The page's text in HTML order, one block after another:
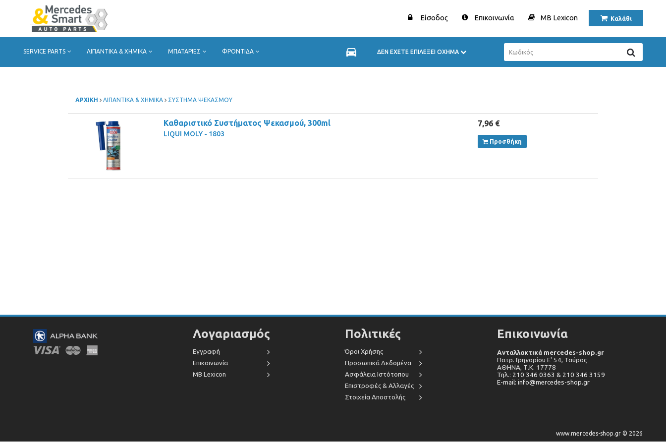
Είσοδος Επικοινωνία MB Lexicon Καλάθι
SERVICE PARTS ΛΙΠΑΝΤΙΚΑ & ΧΗΜΙΚΑ ΜΠΑΤΑΡΙΕΣ ΦΡΟΝΤΙΔΑ ΔΕΝ ΕΧΕΤΕ ΕΠΙΛΕΞΕΙ ΟΧΗΜΑ
ΑΡΧΙΚΗ ΛΙΠΑΝΤΙΚΑ & ΧΗΜΙΚΑ ΣΥΣΤΗΜΑ ΨΕΚΑΣΜΟΥ
Καθαριστικό Συστήματος Ψεκασμού, 300ml
LIQUI MOLY - 1803
7,96 €
Προσθήκη
Λογαριασμός
Εγγραφή
Επικοινωνία
MB Lexicon
Πολιτικές
Όροι Χρήσης
Προσωπικά Δεδομένα
Ασφάλεια Ιστότοπου
Επιστροφές & Αλλαγές
Στοιχεία Αποστολής
Επικοινωνία
Ανταλλακτικά mercedes-shop.gr
Πατρ. Γρηγορίου Ε' 54, Ταύρος
ΑΘΗΝΑ, Τ.Κ. 17778
Τηλ.: 210 346 0363 & 210 346 3159
E-mail: info@mercedes-shop.gr
www.mercedes-shop.gr © 2026